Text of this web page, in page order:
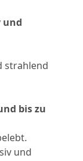
und
strahlend
bis zu
und